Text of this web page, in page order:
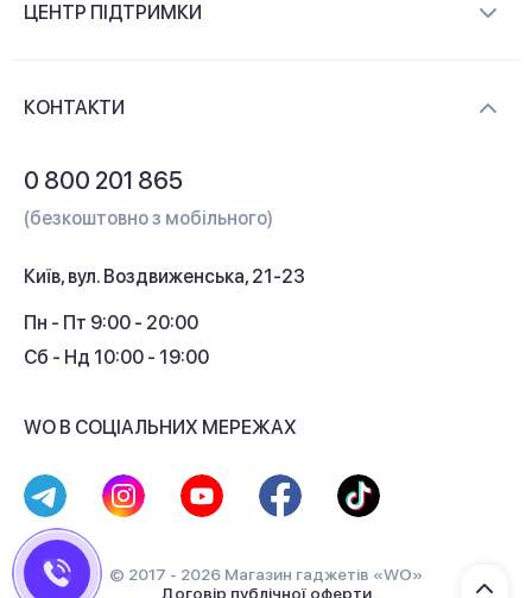
Контакти
ЦЕНТР ПІДТРИМКИ
Кешбек
КОНТАКТИ
0 800 201 865
(безкоштовно з мобільного)
Київ, вул. Воздвиженська, 21-23
Пн - Пт 9:00 - 20:00
Сб - Нд 10:00 - 19:00
WO В СОЦІАЛЬНИХ МЕРЕЖАХ
© 2017 - 2026 Магазин гаджетів «WO»
Договір публічної оферти